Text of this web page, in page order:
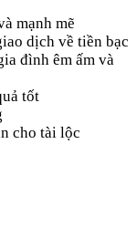
mạnh mẽ
dịch về tiền bạc
đình êm ấm và
tốt
cho tài lộc